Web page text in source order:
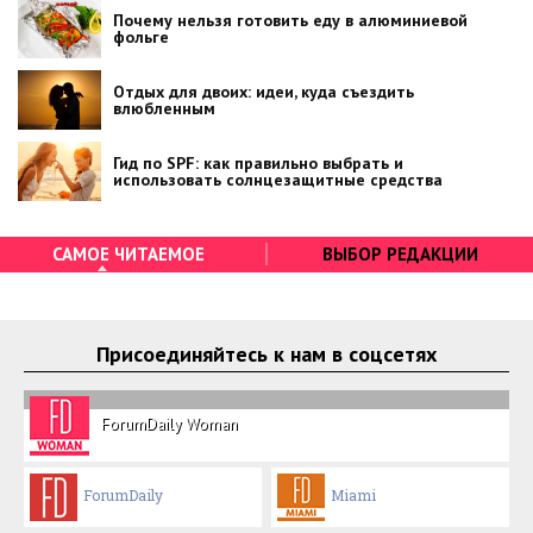
Почему нельзя готовить еду в алюминиевой
фольге
Отдых для двоих: идеи, куда съездить
влюбленным
Гид по SPF: как правильно выбрать и
использовать солнцезащитные средства
САМОЕ ЧИТАЕМОЕ ВЫБОР РЕДАКЦИИ
Присоединяйтесь к нам в соцсетях
ForumDaily Woman
ForumDaily Miami